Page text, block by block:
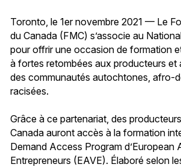
Toronto, le 1er novembre 2021 — Le
du Canada (FMC) s’associe au
pour offrir une occasion de formation
à fortes retombées aux producteurs et
des communautés autochtones, afro-
racisées.
Grâce à ce partenariat, des
Canada auront accès à la formation
Demand Access Program d’European
Entrepreneurs (EAVE). Élaboré selon